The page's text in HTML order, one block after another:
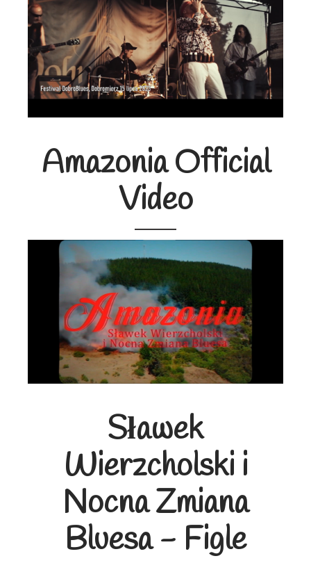
Amazonia Official
Video
Sławek
Wierzcholski i
Nocna Zmiana
Bluesa - Figle